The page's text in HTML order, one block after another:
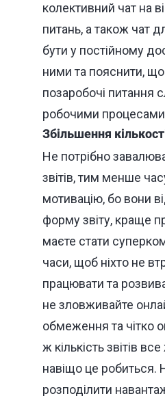
колективний чат на
питань, а також чат
бути у постійному
ними та пояснити, що
позаробочі питання
робочими
Збільшення
Не потрібно
звітів, тим менше
мотивацію, бо вони
форму звіту, краще
маєте стати
часи, щоб ніхто не
працювати та
не зловживайте
обмеження та чітко
ж кількість звітів
навіщо це робиться.
розподілити